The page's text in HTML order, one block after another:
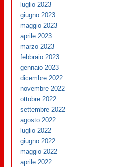
luglio 2023
giugno 2023
maggio 2023
aprile 2023
marzo 2023
febbraio 2023
gennaio 2023
dicembre 2022
novembre 2022
ottobre 2022
settembre 2022
agosto 2022
luglio 2022
giugno 2022
maggio 2022
aprile 2022